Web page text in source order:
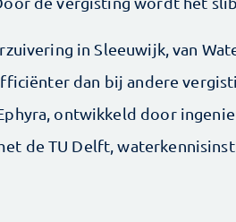
in Sleeuwijk, van
dan bij andere
ontwikkeld door
de TU Delft,